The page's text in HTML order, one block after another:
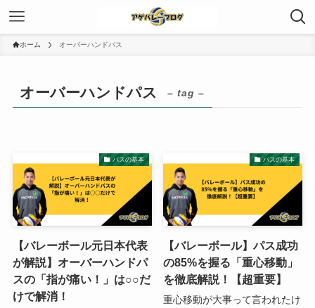
ホーム オーバーハンドパス
オーバーハンドパス – tag –
パスの基本
【バレーボール元日本代表
が解説】オーバーハンドパ
スの「指が痛い！」は○○だ
けで解消！
パスの基本
【バレーボール】パス成功
の85%を握る「重心移動」
を徹底解説！【超重要】
重心移動が大事って言われたけ